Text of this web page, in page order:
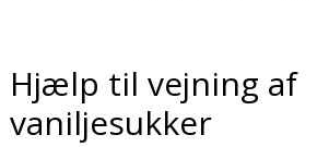
Hjælp til vejning af
vaniljesukker